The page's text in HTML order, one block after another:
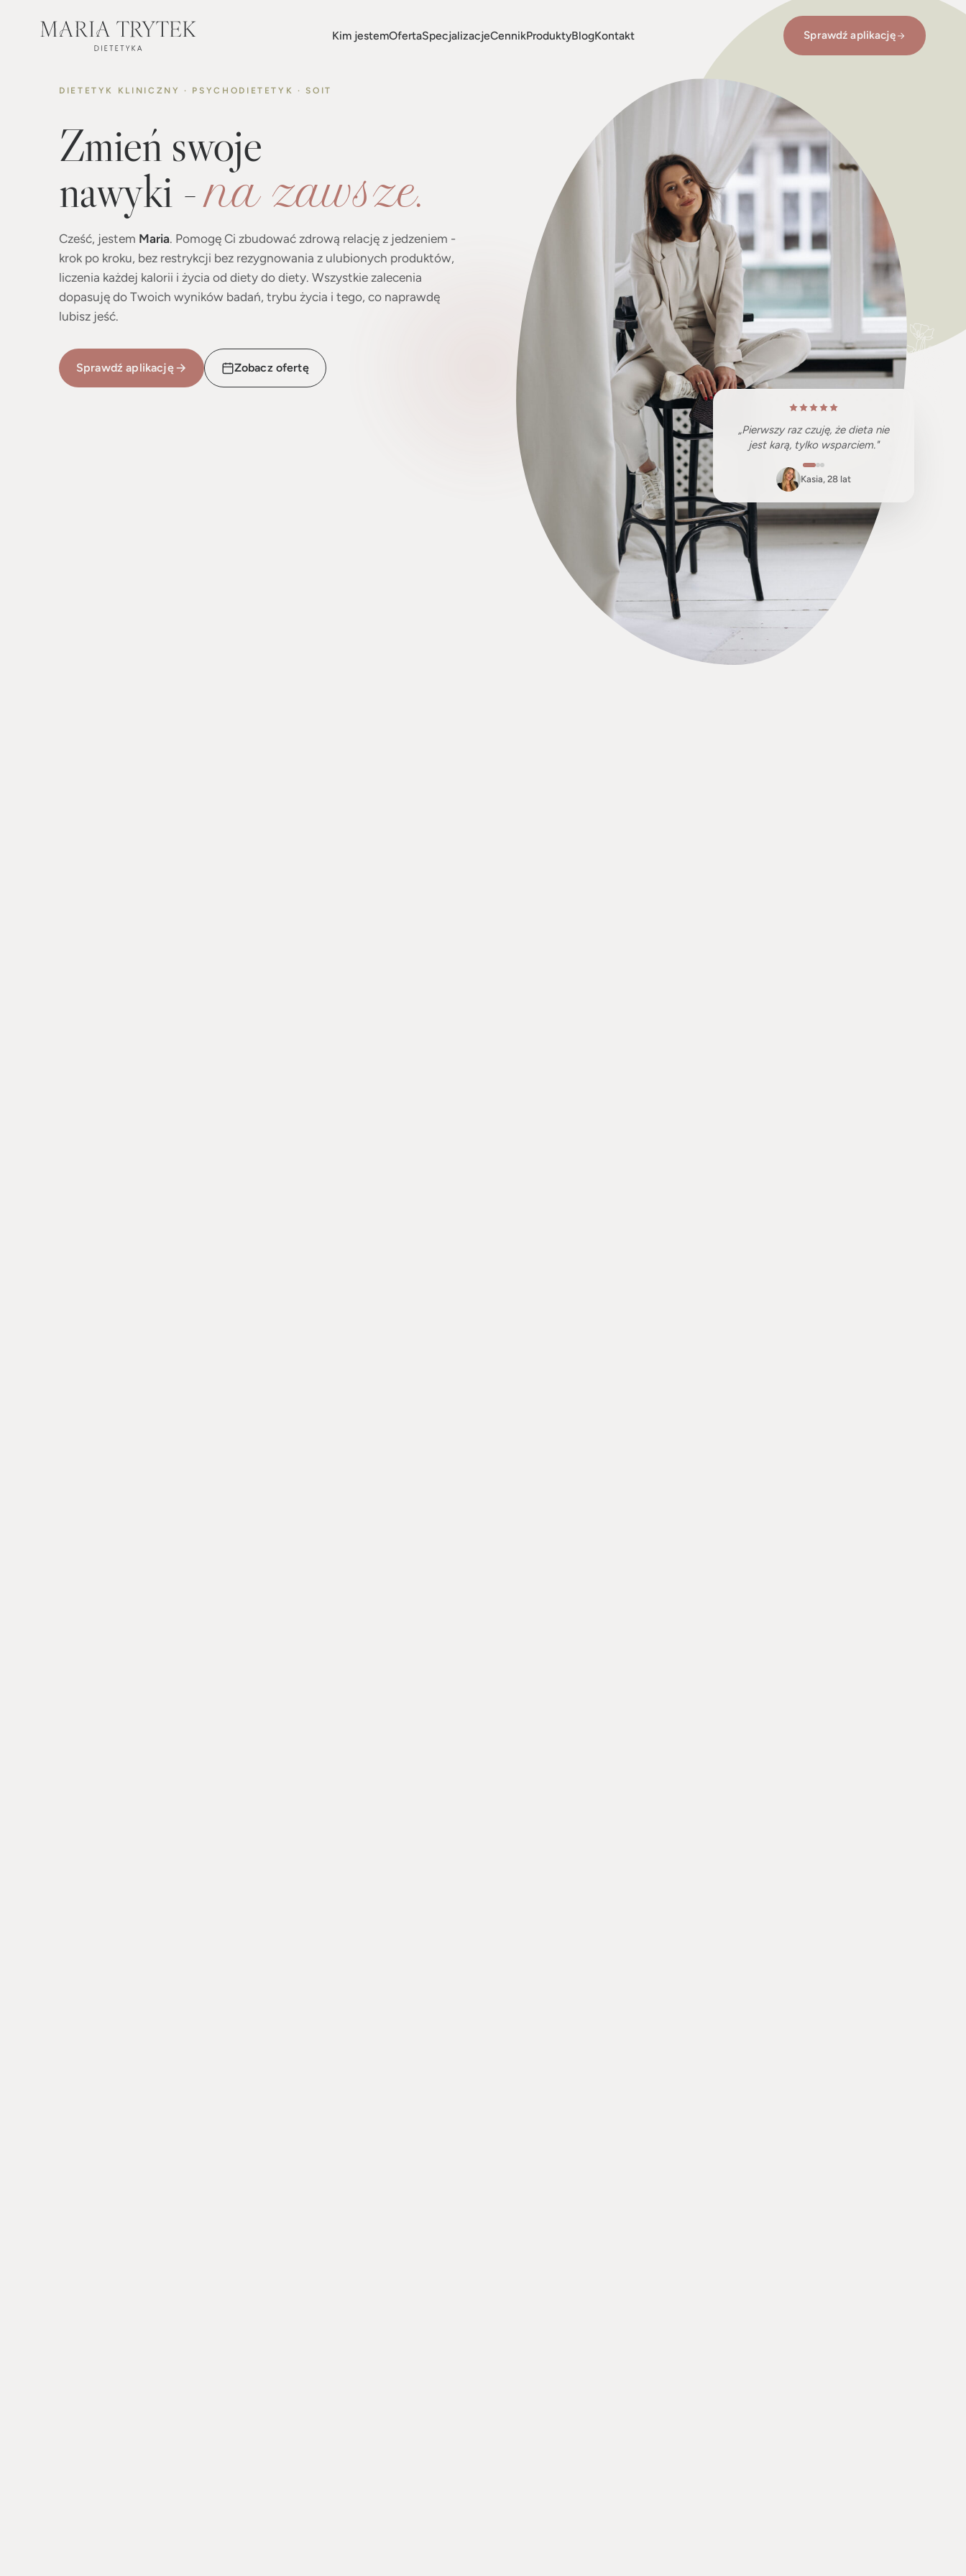
Kim jestemOfertaSpecjalizacjeCennikProduktyBlogKontakt Sprawdź aplikację
DIETETYK KLINICZNY · PSYCHODIETETYK · SOIT
Zmień swoje
nawyki -na zawsze.
Cześć, jestem Maria. Pomogę Ci zbudować zdrową relację z jedzeniem -
krok po kroku, bez restrykcji bez rezygnowania z ulubionych produktów,
liczenia każdej kalorii i życia od diety do diety. Wszystkie zalecenia
dopasuję do Twoich wyników badań, trybu życia i tego, co naprawdę
lubisz jeść.
Sprawdź aplikację Zobacz ofertę
„Pierwszy raz czuję, że dieta nie
jest karą, tylko wsparciem."
Kasia, 28 lat